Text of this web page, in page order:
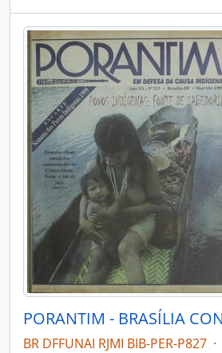
BR DFFUNAI RJMI BIB-PER-P827 ·